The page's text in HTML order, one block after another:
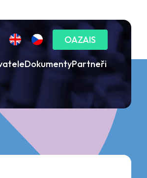
DokumentyPartneři
OAZAIS